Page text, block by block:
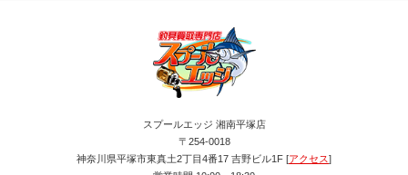
スプールエッジ 湘南平塚店
〒254-0018
神奈川県平塚市東真土2丁目4番17 吉野ビル1F [アクセス]